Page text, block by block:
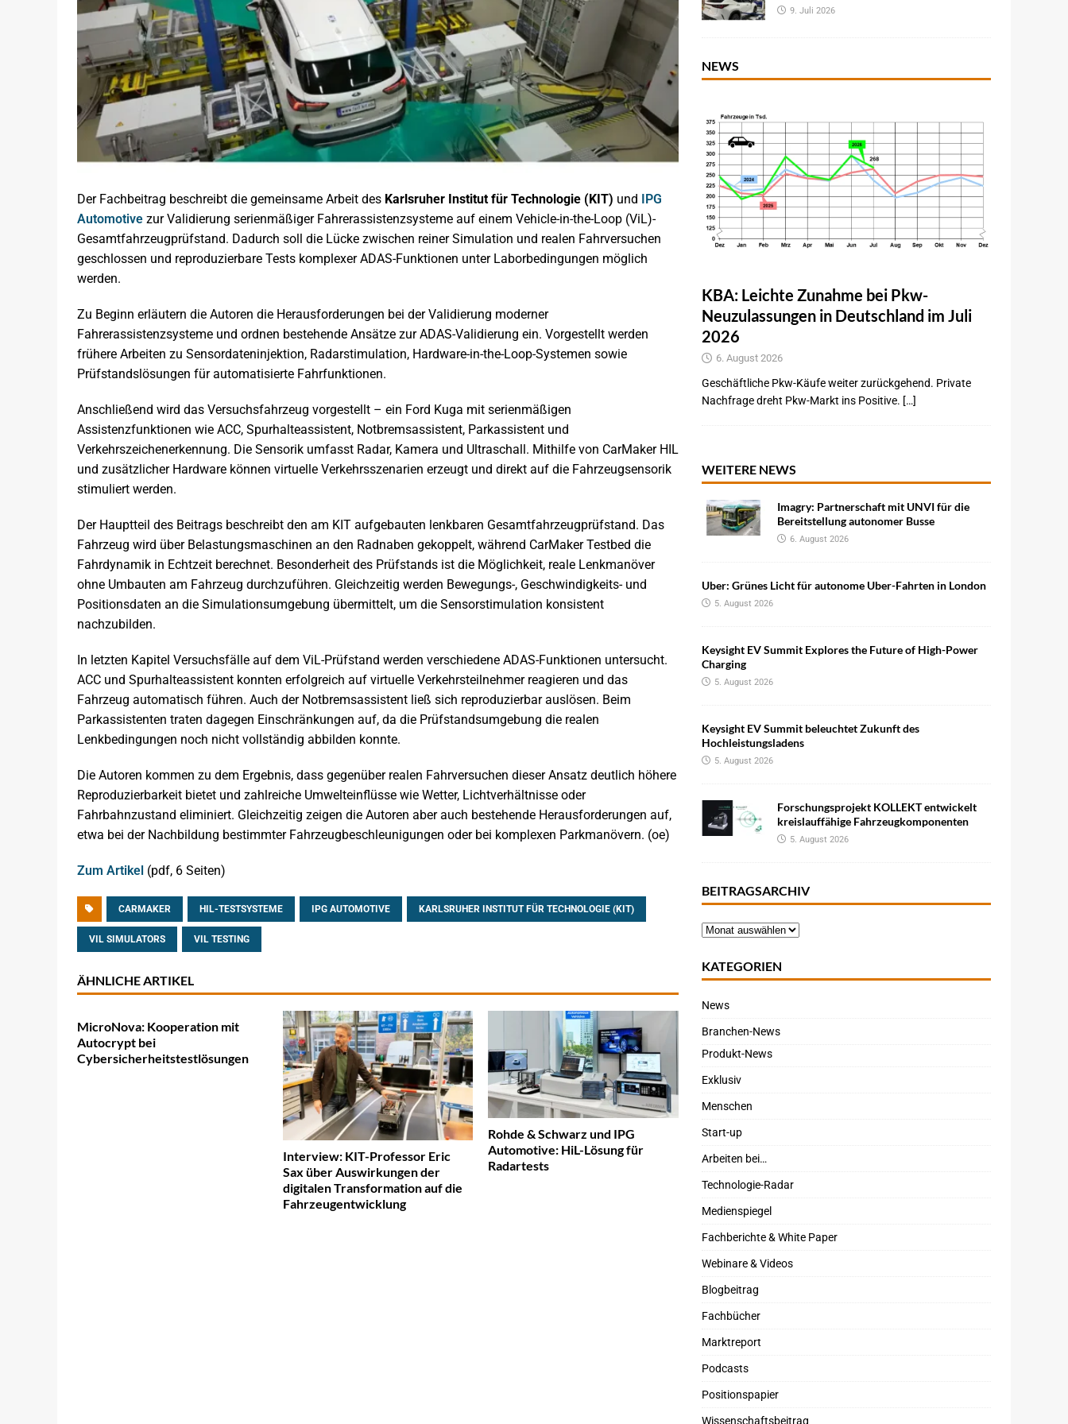
Der Fachbeitrag beschreibt die gemeinsame Arbeit des Karlsruher Institut für Technologie (KIT) und
IPG
Automotive zur Validierung serienmäßiger Fahrerassistenzsysteme auf einem Vehicle-in-the-Loop (ViL)-
Gesamtfahrzeugprüfstand. Dadurch soll die Lücke zwischen reiner Simulation und realen Fahrversuchen
geschlossen und reproduzierbare Tests komplexer ADAS-Funktionen unter Laborbedingungen möglich
werden.
Zu Beginn erläutern die Autoren die Herausforderungen bei der Validierung moderner
Fahrerassistenzsysteme und ordnen bestehende Ansätze zur ADAS-Validierung ein. Vorgestellt werden
frühere Arbeiten zu Sensordateninjektion, Radarstimulation, Hardware-in-the-Loop-Systemen sowie
Prüfstandslösungen für automatisierte Fahrfunktionen.
Anschließend wird das Versuchsfahrzeug vorgestellt – ein Ford Kuga mit serienmäßigen
Assistenzfunktionen wie ACC, Spurhalteassistent, Notbremsassistent, Parkassistent und
Verkehrszeichenerkennung. Die Sensorik umfasst Radar, Kamera und Ultraschall. Mithilfe von CarMaker HIL
und zusätzlicher Hardware können virtuelle Verkehrsszenarien erzeugt und direkt auf die Fahrzeugsensorik
stimuliert werden.
Der Hauptteil des Beitrags beschreibt den am KIT aufgebauten lenkbaren Gesamtfahrzeugprüfstand. Das
Fahrzeug wird über Belastungsmaschinen an den Radnaben gekoppelt, während CarMaker Testbed die
Fahrdynamik in Echtzeit berechnet. Besonderheit des Prüfstands ist die Möglichkeit, reale Lenkmanöver
ohne Umbauten am Fahrzeug durchzuführen. Gleichzeitig werden Bewegungs-, Geschwindigkeits- und
Positionsdaten an die Simulationsumgebung übermittelt, um die Sensorstimulation konsistent
nachzubilden.
In letzten Kapitel Versuchsfälle auf dem ViL-Prüfstand werden verschiedene ADAS-Funktionen untersucht.
ACC und Spurhalteassistent konnten erfolgreich auf virtuelle Verkehrsteilnehmer reagieren und das
Fahrzeug automatisch führen. Auch der Notbremsassistent ließ sich reproduzierbar auslösen. Beim
Parkassistenten traten dagegen Einschränkungen auf, da die Prüfstandsumgebung die realen
Lenkbedingungen noch nicht vollständig abbilden konnte.
Die Autoren kommen zu dem Ergebnis, dass gegenüber realen Fahrversuchen dieser Ansatz deutlich höhere
Reproduzierbarkeit bietet und zahlreiche Umwelteinflüsse wie Wetter, Lichtverhältnisse oder
Fahrbahnzustand eliminiert. Gleichzeitig zeigen die Autoren aber auch bestehende Herausforderungen auf,
etwa bei der Nachbildung bestimmter Fahrzeugbeschleunigungen oder bei komplexen Parkmanövern. (oe)
Zum Artikel (pdf, 6 Seiten)
CARMAKER HIL-TESTSYSTEME IPG AUTOMOTIVE KARLSRUHER INSTITUT FÜR TECHNOLOGIE (KIT)
VIL SIMULATORS VIL TESTING
ÄHNLICHE ARTIKEL
MicroNova: Kooperation mit
Autocrypt bei
Cybersicherheitstestlösungen
Interview: KIT-Professor Eric
Sax über Auswirkungen der
digitalen Transformation auf die
Fahrzeugentwicklung
Rohde & Schwarz und IPG
Automotive: HiL-Lösung für
Radartests
9. Juli 2026
NEWS
KBA: Leichte Zunahme bei Pkw-
Neuzulassungen in Deutschland im Juli
2026
6. August 2026
Geschäftliche Pkw-Käufe weiter zurückgehend. Private
Nachfrage dreht Pkw-Markt ins Positive. […]
WEITERE NEWS
Imagry: Partnerschaft mit UNVI für die
Bereitstellung autonomer Busse
6. August 2026
Uber: Grünes Licht für autonome Uber-Fahrten in London
5. August 2026
Keysight EV Summit Explores the Future of High-Power
Charging
5. August 2026
Keysight EV Summit beleuchtet Zukunft des
Hochleistungsladens
5. August 2026
Forschungsprojekt KOLLEKT entwickelt
kreislauffähige Fahrzeugkomponenten
5. August 2026
BEITRAGSARCHIV
KATEGORIEN
News
Branchen-News
Produkt-News
Exklusiv
Menschen
Start-up
Arbeiten bei…
Technologie-Radar
Medienspiegel
Fachberichte & White Paper
Webinare & Videos
Blogbeitrag
Fachbücher
Marktreport
Podcasts
Positionspapier
Wissenschaftsbeitrag